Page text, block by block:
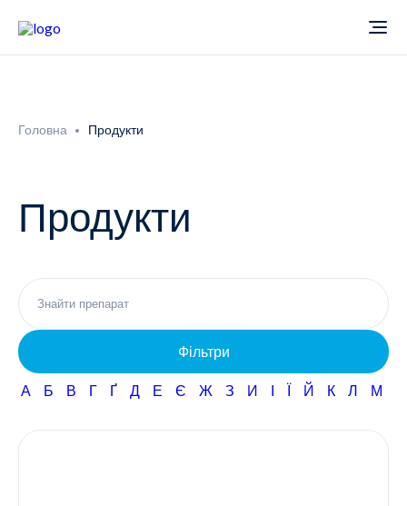
Новини
Неврологія
Фармаконагляд
Кар'єра
Головна Продукти
Продукти
Фільтри
А Б В Г Ґ Д Е Є Ж З И І Ї Й К Л М